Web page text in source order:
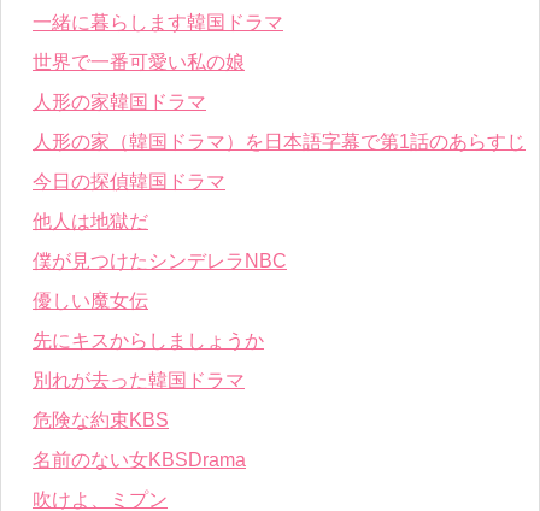
一緒に暮らします韓国ドラマ
世界で一番可愛い私の娘
人形の家韓国ドラマ
人形の家（韓国ドラマ）を日本語字幕で第1話のあらすじ
今日の探偵韓国ドラマ
他人は地獄だ
僕が見つけたシンデレラNBC
優しい魔女伝
先にキスからしましょうか
別れが去った韓国ドラマ
危険な約束KBS
名前のない女KBSDrama
吹けよ、ミプン